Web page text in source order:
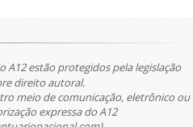
A12 estão protegidos pela legislação
direito autoral.
meio de comunicação, eletrônico ou
expressa do A12